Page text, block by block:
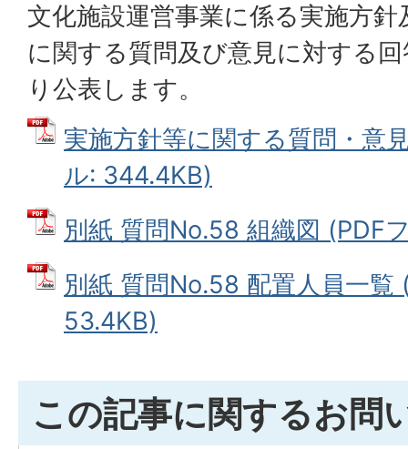
文化施設運営事業に係る実施方
に関する質問及び意見に対する
り公表します。
実施方針等に関する質問・意
ル: 344.4KB)
別紙 質問No.58 組織図 (PDF
別紙 質問No.58 配置人員一覧
53.4KB)
この記事に関するお問